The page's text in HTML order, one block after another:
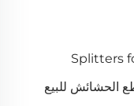
Splitters
الحشائش للبيع